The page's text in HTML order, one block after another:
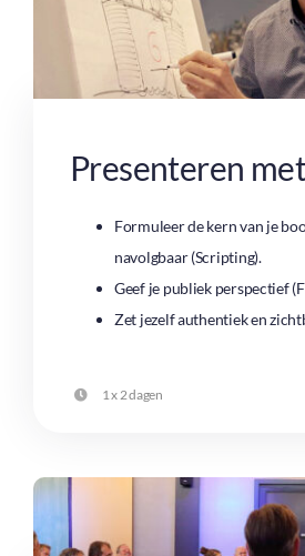
Presenteren
Formuleer de kern van je
navolgbaar (Scripting).
Geef je publiek perspectief
Zet jezelf authentiek en
1 x 2 dagen